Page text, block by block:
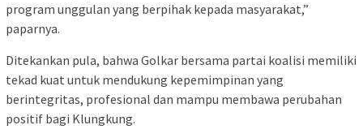
program unggulan yang berpihak kepada masyarakat,”
paparnya.
Ditekankan pula, bahwa Golkar bersama partai koalisi memiliki
tekad kuat untuk mendukung kepemimpinan yang
berintegritas, profesional dan mampu membawa perubahan
positif bagi Klungkung.